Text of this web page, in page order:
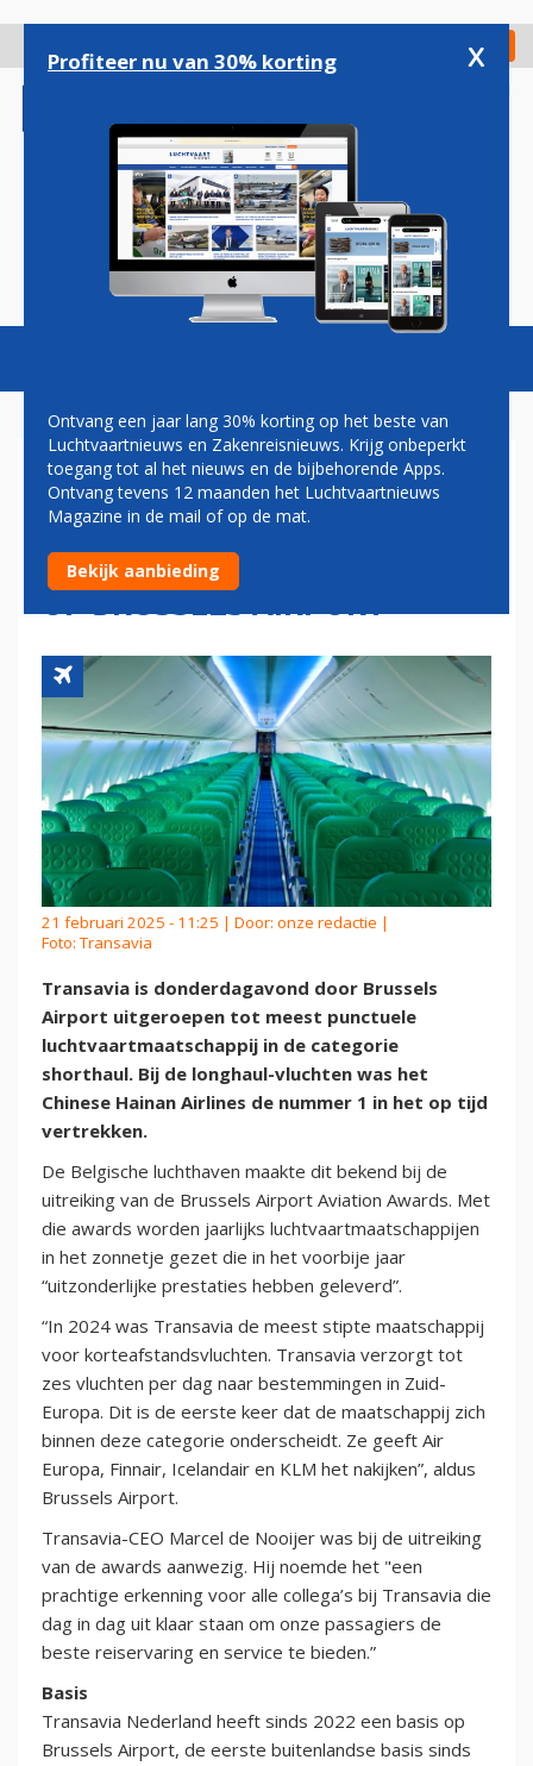
gaan
Check in
Magazine Podcasts Vacatures
TRANSAVIA UITGEROEPEN
TOT MEEST PUNCTUELE
LUCHTVAARTMAATSCHAPPIJ
OP BRUSSELS AIRPORT
21 februari 2025 - 11:25 | Door: onze redactie |
Foto: Transavia
Transavia is donderdagavond door Brussels
Airport uitgeroepen tot meest punctuele
luchtvaartmaatschappij in de categorie
shorthaul. Bij de longhaul-vluchten was het
Chinese Hainan Airlines de nummer 1 in het op tijd
vertrekken.
De Belgische luchthaven maakte dit bekend bij de
uitreiking van de Brussels Airport Aviation Awards. Met
die awards worden jaarlijks luchtvaartmaatschappijen
in het zonnetje gezet die in het voorbije jaar
“uitzonderlijke prestaties hebben geleverd”.
“In 2024 was Transavia de meest stipte maatschappij
voor korteafstandsvluchten. Transavia verzorgt tot
zes vluchten per dag naar bestemmingen in Zuid-
Europa. Dit is de eerste keer dat de maatschappij zich
binnen deze categorie onderscheidt. Ze geeft Air
Europa, Finnair, Icelandair en KLM het nakijken”, aldus
Brussels Airport.
Transavia-CEO Marcel de Nooijer was bij de uitreiking
van de awards aanwezig. Hij noemde het "een
prachtige erkenning voor alle collega’s bij Transavia die
dag in dag uit klaar staan om onze passagiers de
beste reiservaring en service te bieden.”
Basis
Transavia Nederland heeft sinds 2022 een basis op
Brussels Airport, de eerste buitenlandse basis sinds
Profiteer nu van 30% korting x
Ontvang een jaar lang 30% korting op het beste van
Luchtvaartnieuws en Zakenreisnieuws. Krijg onbeperkt
toegang tot al het nieuws en de bijbehorende Apps.
Ontvang tevens 12 maanden het Luchtvaartnieuws
Magazine in de mail of op de mat.
Bekijk aanbieding